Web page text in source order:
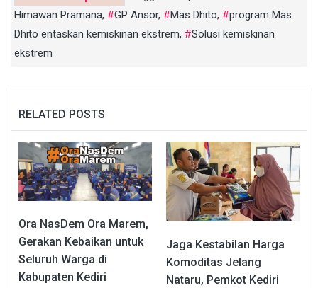
Himawan Pramana, GP Ansor, Mas Dhito,
program Mas
Dhito entaskan kemiskinan ekstrem,
Solusi kemiskinan
ekstrem
RELATED POSTS
Ora NasDem Ora Marem,
Gerakan Kebaikan untuk
Seluruh Warga di
Kabupaten Kediri
Jaga Kestabilan Harga
Komoditas Jelang
Nataru, Pemkot Kediri